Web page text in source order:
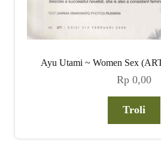
Ayu Utami ~ Women Sex
Rp 0,00
Troli